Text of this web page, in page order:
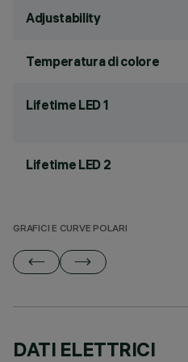
Adjustability
Temperatura di colore
Lifetime LED 1
Lifetime LED 2
GRAFICI E CURVE POLARI
DATI ELETTRICI